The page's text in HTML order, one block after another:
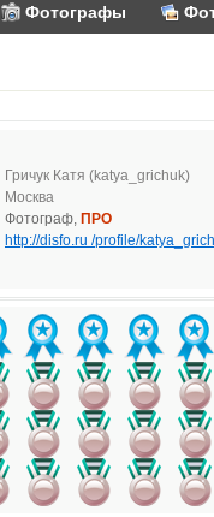
Фотографы
Гричук Катя (katya_grichuk)
Москва
Фотограф, ПРО
http://disfo.ru /profile/